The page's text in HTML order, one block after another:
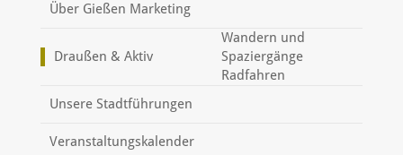
Über Gießen Marketing
Draußen & Aktiv
Wandern und
Spaziergänge
Radfahren
Unsere Stadtführungen
Veranstaltungskalender